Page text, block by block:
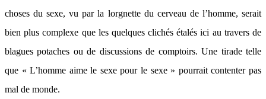
choses du sexe, vu par la lorgnette du cerveau de l’homme, serait
bien plus complexe que les quelques clichés étalés ici au travers de
blagues potaches ou de discussions de comptoirs. Une tirade telle
que « L’homme aime le sexe pour le sexe » pourrait contenter pas
mal de monde.